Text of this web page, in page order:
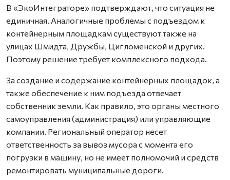
В «ЭкоИнтеграторе» подтверждают, что ситуация не
единичная. Аналогичные проблемы с подъездом к
контейнерным площадкам существуют также на
улицах Шмидта, Дружбы, Цигломенской и других.
Поэтому решение требует комплексного подхода.
За создание и содержание контейнерных площадок, а
также обеспечение к ним подъезда отвечает
собственник земли. Как правило, это органы местного
самоуправления (администрация) или управляющие
компании. Региональный оператор несет
ответственность за вывоз мусора с момента его
погрузки в машину, но не имеет полномочий и средств
ремонтировать муниципальные дороги.